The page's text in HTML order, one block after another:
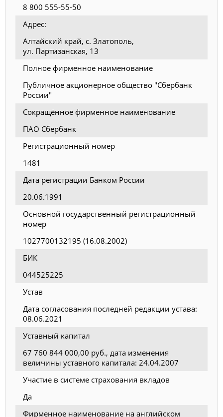
8 800 555-55-50
Адрес:
Алтайский край, с. Златополь,
ул. Партизанская, 13
Полное фирменное наименование
Публичное акционерное общество "Сбербанк
России"
Сокращённое фирменное наименование
ПАО Сбербанк
Регистрационный номер
1481
Дата регистрации Банком России
20.06.1991
Основной государственный регистрационный
номер
1027700132195 (16.08.2002)
БИК
044525225
Устав
Дата согласования последней редакции устава:
08.06.2021
Уставный капитал
67 760 844 000,00 руб., дата изменения
величины уставного капитала: 24.04.2007
Участие в системе страхования вкладов
Да
Фирменное наименование на английском